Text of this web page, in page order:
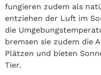
fungieren zudem als
entziehen der Luft im
die
bremsen sie zudem die
Plätzen und bieten
Tier.